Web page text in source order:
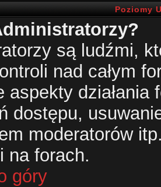
Poziomy
są ludźmi,
nad całym
aspekty działania
dostępu,
moderatorów
na forach.
góry